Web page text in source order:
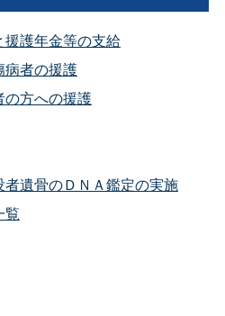
護年金等の支給
病者の援護
方への援護
遺骨のＤＮＡ鑑定の実施
覧